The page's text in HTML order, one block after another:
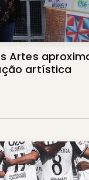
Artes
artística